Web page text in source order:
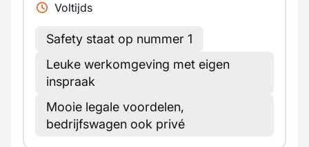
Voltijds
Safety staat op nummer 1
Leuke werkomgeving met eigen
inspraak
Mooie legale voordelen,
bedrijfswagen ook privé